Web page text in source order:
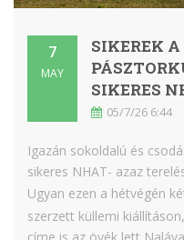
7
MAY
SIKEREK
SIKERES
05/7/26 6:44
Igazán sokoldalú és
sikeres NHAT- azaz
Ugyan ezen a hétvégén
szerzett küllemi